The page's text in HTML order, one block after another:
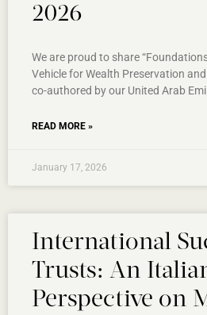
2026
We are proud to share
Vehicle for Wealth Preservation
co-authored by our United Arab
READ MORE »
January 17, 2026
International
Trusts: An
Perspective on